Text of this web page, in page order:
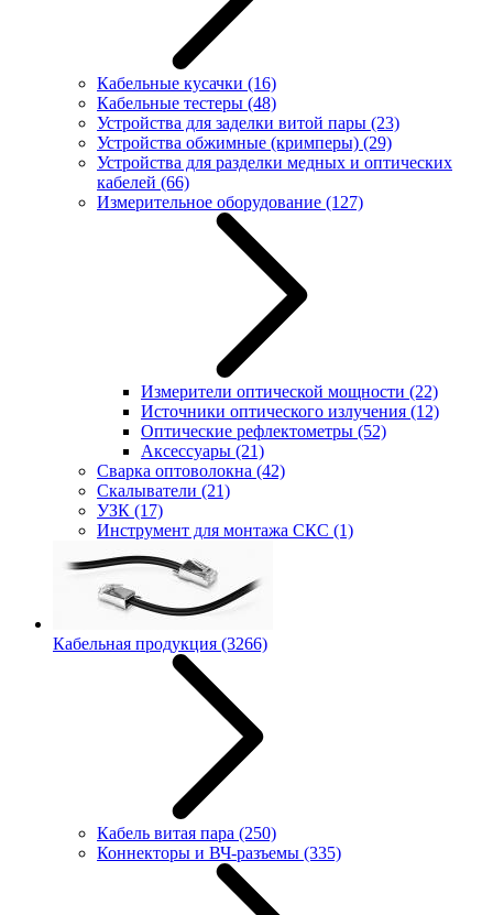
Кабельные кусачки (16)
Кабельные тестеры (48)
Устройства для заделки витой пары (23)
Устройства обжимные (кримперы) (29)
Устройства для разделки медных и оптических
кабелей (66)
Измерительное оборудование (127)
Измерители оптической мощности (22)
Источники оптического излучения (12)
Оптические рефлектометры (52)
Аксессуары (21)
Сварка оптоволокна (42)
Скалыватели (21)
УЗК (17)
Инструмент для монтажа СКС (1)
Кабельная продукция (3266)
Кабель витая пара (250)
Коннекторы и ВЧ-разъемы (335)